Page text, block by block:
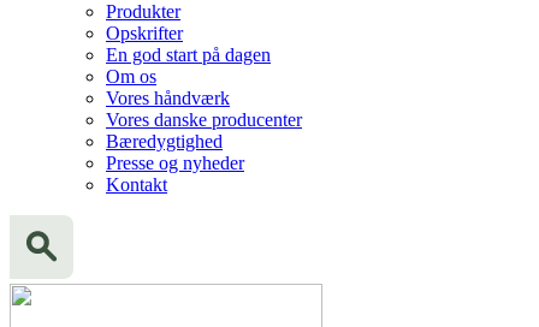
Produkter
Opskrifter
En god start på dagen
Om os
Vores håndværk
Vores danske producenter
Bæredygtighed
Presse og nyheder
Kontakt